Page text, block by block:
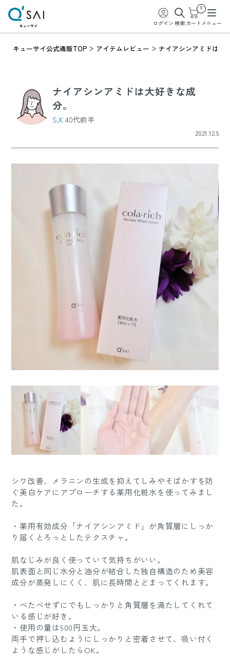
ログイン 検索
0
カート メニュー
キューサイ公式通販TOP アイテムレビュー ナイアシンアミドは大
ナイアシンアミドは大好きな成
分。
S.K40代前半
2021.12.5
シワ改善、メラニンの生成を抑えてしみやそばかすを防
ぐ美白ケアにアプローチする薬用化粧水を使ってみまし
た。
・薬用有効成分「ナイアシンアミド」が角質層にしっか
り届くとろっとしたテクスチャ。
肌なじみが良く使っていて気持ちがいい。
肌表面と同じ水分と油分が結合した独自構造のため美容
成分が蒸発しにくく、肌に長時間とどまってくれます。
・べたべせずにでもしっかりと角質層を満たしてくれて
いる感じが好き。
・使用の量は500円玉大。
両手で押し込むようにしっかりと密着させて、吸い付く
ような感じがしたらOK。